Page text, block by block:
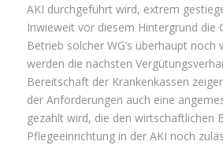
AKI durchgeführt wird, extrem
Inwieweit vor diesem Hintergrund die
Betrieb solcher WG’s überhaupt noch
werden die nächsten
Bereitschaft der Krankenkassen
der Anforderungen auch eine
gezahlt wird, die den wirtschaftlichen
Pflegeeinrichtung in der AKI noch